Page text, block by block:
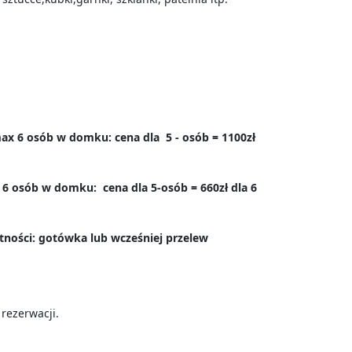
6 osób w domku: cena dla 5 - osób = 1100zł
osób w domku: cena dla 5-osób = 660zł dla 6
gotówka lub wcześniej przelew